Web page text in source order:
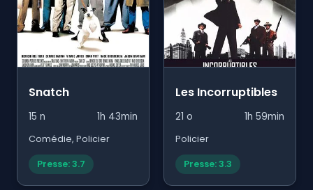
Snatch
15 n 1h 43min
Comédie, Policier
Presse: 3.7
Les Incorruptibles
21 o 1h 59min
Policier
Presse: 3.3